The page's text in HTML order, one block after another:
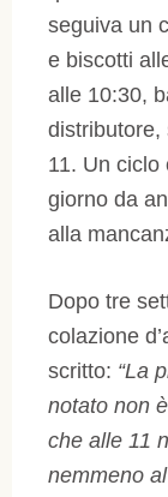
seguiva un
e biscotti
alle 10:30,
distributore,
11. Un ciclo
giorno da
alla
Dopo tre
colazione
scritto: “La
notato non
che alle 11
nemmeno